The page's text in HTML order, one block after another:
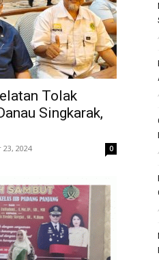
Tolak
Singkarak,
2024 0